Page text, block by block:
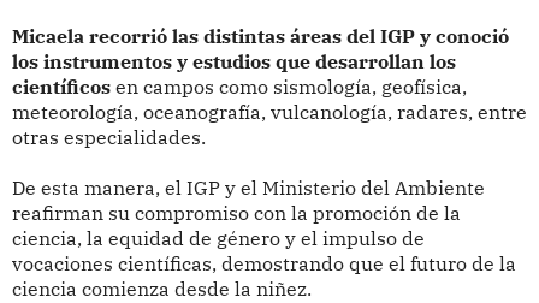
Micaela recorrió las distintas áreas del IGP y conoció
los instrumentos y estudios que desarrollan los
científicos en campos como sismología, geofísica,
meteorología, oceanografía, vulcanología, radares, entre
otras especialidades.
De esta manera, el IGP y el Ministerio del Ambiente
reafirman su compromiso con la promoción de la
ciencia, la equidad de género y el impulso de
vocaciones científicas, demostrando que el futuro de la
ciencia comienza desde la niñez.